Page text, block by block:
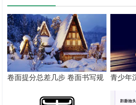
卷面提分总差几步 卷面书写规
青少年
差！
根源